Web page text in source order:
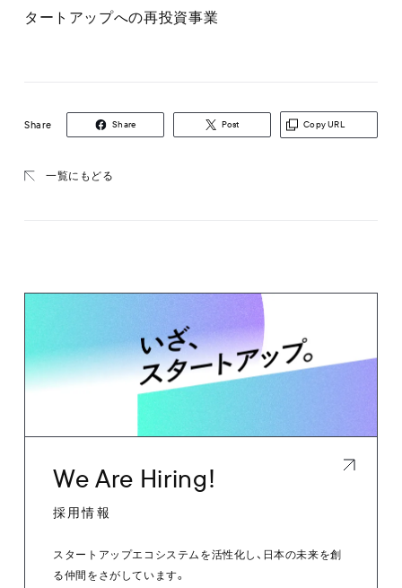
タートアップへの再投資事業
一覧にもどる
Share Share Post Copy URL
We Are Hiring!
採用情報
スタートアップエコシステムを活性化し、日本の未来を創
る仲間をさがしています。